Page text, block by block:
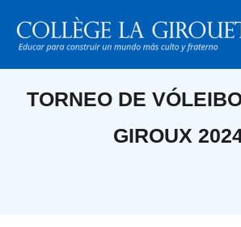
contenido
TORNEO DE
GIROUX